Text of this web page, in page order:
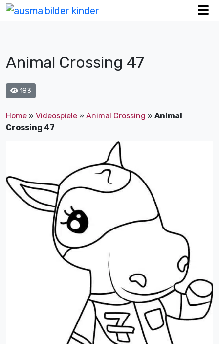
Animal Crossing 47
183
Home » Videospiele » Animal Crossing » Animal
Crossing 47